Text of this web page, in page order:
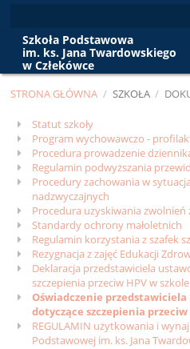
Szkoła Podstawowa
im. ks. Jana Twardowskiego
w Człekówce
STRONA GŁÓWNA / SZKOŁA /
Dokumenty
szkoły
Statut szkoły
Program wychowawczo -
Procedura prowadzenie
Regulamin podwyższania
Procedury zachowania w
nadzwyczajnych
Procedura uzyskiwania
Standardy ochrony małoletnich
Regulamin korzystania z szafek
Rezygnacja z zajęć Edukacji
Deklaracja przedstawiciela
szczepienia przeciw HPV w szkole
Oświadczenie
dotyczące szczepienia przeciw
REGULAMIN użytkowania i
Podstawowej im. ks. Jana